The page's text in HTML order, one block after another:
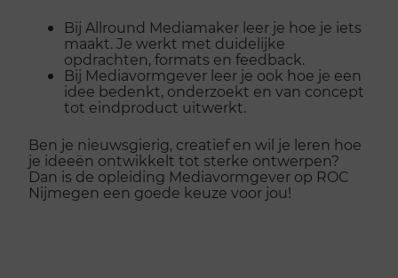
Bij Allround Mediamaker leer je hoe je iets
maakt. Je werkt met duidelijke
opdrachten, formats en feedback.
Bij Mediavormgever leer je ook hoe je een
idee bedenkt, onderzoekt en van concept
tot eindproduct uitwerkt.
Ben je nieuwsgierig, creatief en wil je leren hoe
je ideeën ontwikkelt tot sterke ontwerpen?
Dan is de opleiding Mediavormgever op ROC
Nijmegen een goede keuze voor jou!